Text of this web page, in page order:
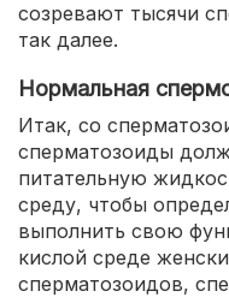
созревают тысячи
так далее.
Нормальная
Итак, со
сперматозоиды
питательную
среду, чтобы
выполнить свою
кислой среде
сперматозоидов,